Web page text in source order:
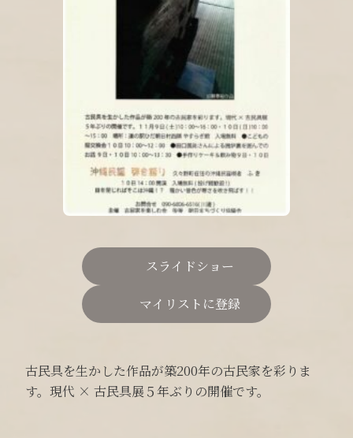
古民具を生かした作品が築200年の古民家を彩りま
す。現代 × 古民具展５年ぶりの開催です。
スライドショー
マイリストに登録